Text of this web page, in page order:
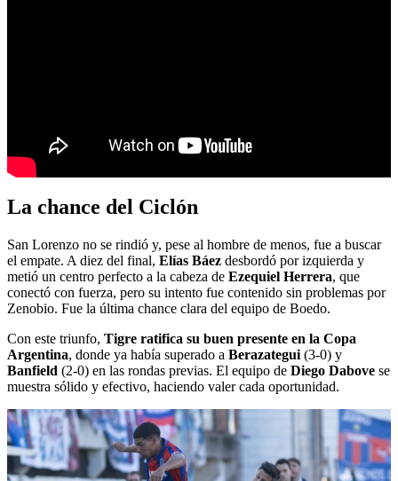
La chance del Ciclón
San Lorenzo no se rindió y, pese al hombre de menos, fue a buscar
el empate. A diez del final, Elías Báez desbordó por izquierda y
metió un centro perfecto a la cabeza de Ezequiel Herrera, que
conectó con fuerza, pero su intento fue contenido sin problemas por
Zenobio. Fue la última chance clara del equipo de Boedo.
Con este triunfo, Tigre ratifica su buen presente en la Copa
Argentina, donde ya había superado a Berazategui (3-0) y
Banfield (2-0) en las rondas previas. El equipo de Diego Dabove se
muestra sólido y efectivo, haciendo valer cada oportunidad.